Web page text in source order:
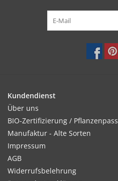
Kundendienst
Über uns
BIO-Zertifizierung / Pflanzenpass
Manufaktur - Alte Sorten
Impressum
AGB
Widerrufsbelehrung